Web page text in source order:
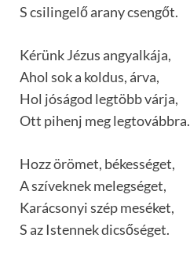
S csilingelő arany csengőt.
Kérünk Jézus angyalkája,
Ahol sok a koldus, árva,
Hol jóságod legtöbb várja,
Ott pihenj meg legtovábbra.
Hozz örömet, békességet,
A szíveknek melegséget,
Karácsonyi szép meséket,
S az Istennek dicsőséget.